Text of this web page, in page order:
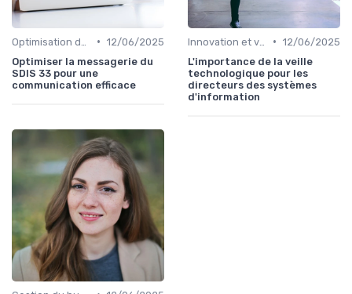
• 12/06/2025
Optimiser la messagerie du
SDIS 33 pour une
communication efficace
• 12/06/2025
L'importance de la veille
technologique pour les
directeurs des systèmes
d'information